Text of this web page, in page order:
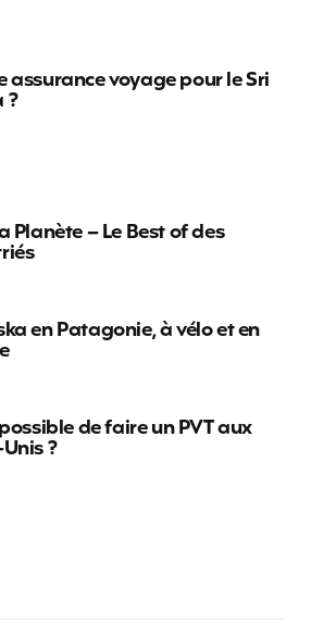
assurance voyage pour le Sri
?
Planète – Le Best of des
en Patagonie, à vélo et en
de faire un PVT aux
?